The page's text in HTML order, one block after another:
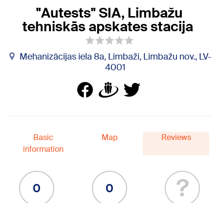
"Autests" SIA, Limbažu
tehniskās apskates stacija
Mehanizācijas iela 8a, Limbaži, Limbažu nov., LV-
4001
Basic
information
Map Reviews
0 0 ?